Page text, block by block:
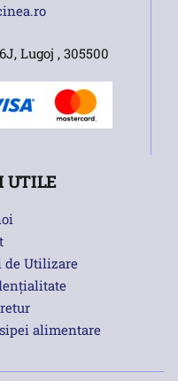
Lugoj , 305500
UTILE
de Utilizare
alimentare